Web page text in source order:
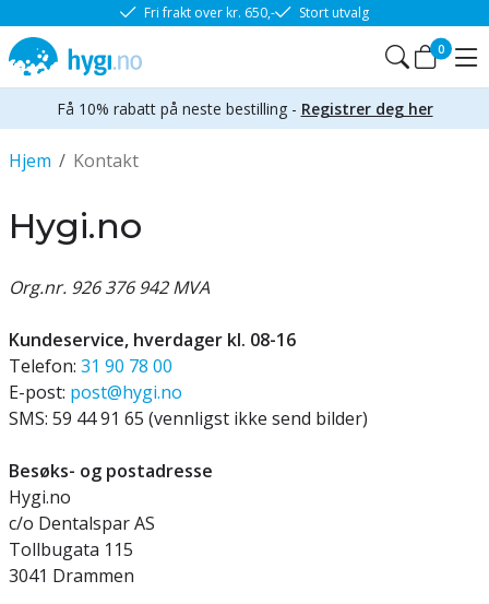
Fri frakt over kr. 650,- Stort utvalg
0
Få 10% rabatt på neste bestilling - Registrer deg her
/
Hjem Kontakt
Hygi.no
Org.nr. 926 376 942 MVA
Kundeservice, hverdager kl. 08-16
Telefon: 31 90 78 00
E-post: post@hygi.no
SMS: 59 44 91 65 (vennligst ikke send bilder)
Besøks- og postadresse
Hygi.no
c/o Dentalspar AS
Tollbugata 115
3041 Drammen